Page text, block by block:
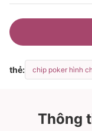
thẻ: chip poker hình
Thông